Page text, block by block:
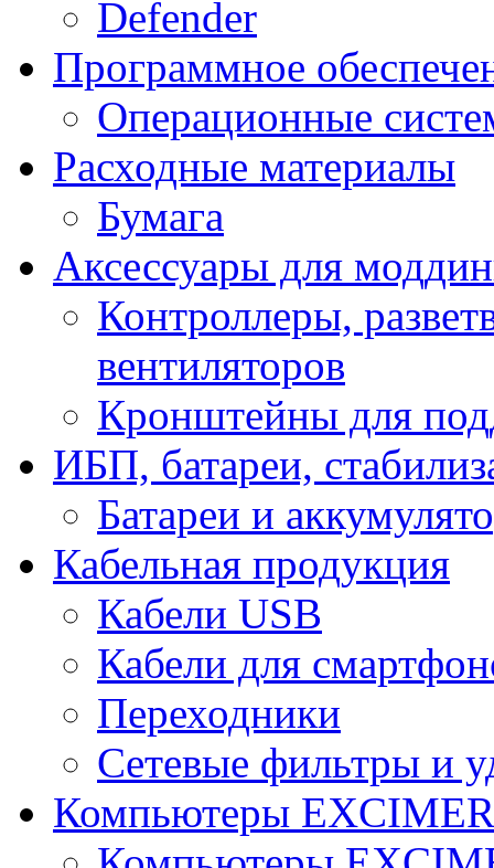
Defender
Программное
Операционные
Расходные материалы
Бумага
Аксессуары для
Контроллеры,
вентиляторов
Кронштейны для
ИБП, батареи,
Батареи и
Кабельная продукция
Кабели USB
Кабели для
Переходники
Сетевые фильтры и
Компьютеры